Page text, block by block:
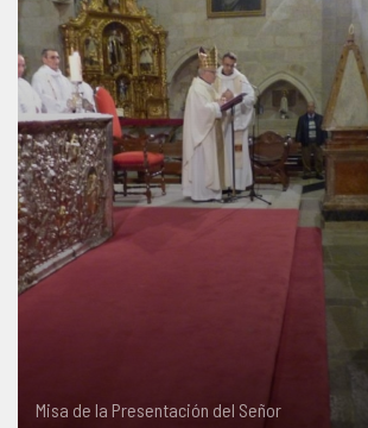
Misa de la Presentación del Señor